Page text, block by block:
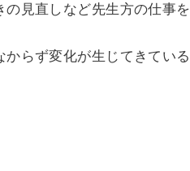
見直しなど先生方の仕事を
らず変化が生じてきている